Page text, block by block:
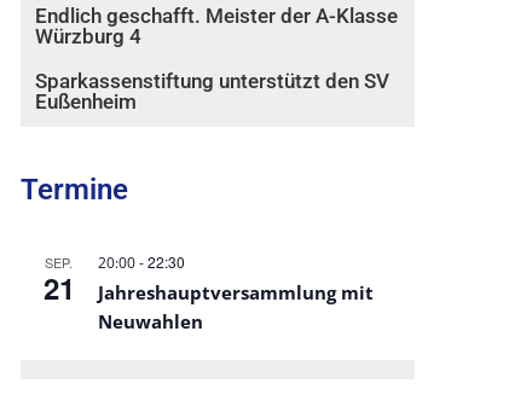
Endlich geschafft. Meister der A-Klasse
Würzburg 4
Sparkassenstiftung unterstützt den SV
Eußenheim
Termine
SEP.
21
20:00-22:30
Jahreshauptversammlung mit
Neuwahlen